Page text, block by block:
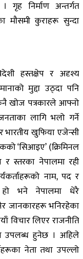
गृह निर्माण अन्तर्गत
मौसमी कुराहरू सुन्दा
हस्तक्षेप र अदृश्य
मुद्दा उठ्दा पनि
खोज पत्रकारले आफ्नो
लागि भलो गर्ने
खुफिया एजेन्सी
‘सिआइए’ (क्रिमिनल
र स्तरका नेपालमा रही
नाम, पद र
हो भने नेपालमा धेरै
जानकारहरू भनिरहेका
विचार लिएर राजनीति
उपलब्ध हुनेछ । अहिले
नेता तथा उपल्लो